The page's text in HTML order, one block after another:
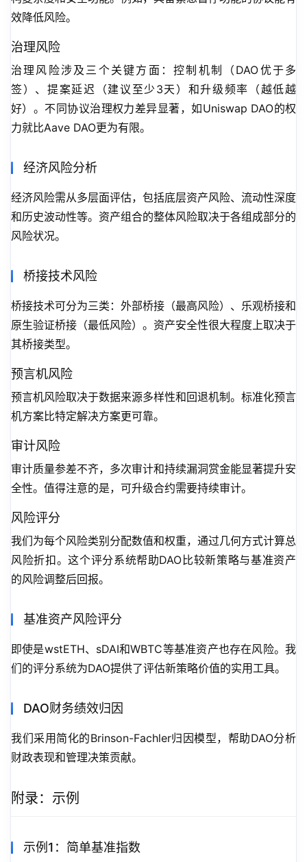
效降低风险。
治理风险
治理风险涉及三个关键方面：控制机制（DAO优于多
签）、提案延迟（建议至少3天）和升级频率（越低越
好）。不同协议治理权力差异显著，如Uniswap DAO的权
力就比Aave DAO更为有限。
经济风险分析
经济风险需从多层面评估，包括底层资产风险、流动性深度
和历史波动性等。资产组合的整体风险取决于各组成部分的
风险状况。
桥接技术风险
桥接技术可分为三类：外部桥接（最高风险）、乐观桥接和
原生验证桥接（最低风险）。资产安全性很大程度上取决于
其桥接类型。
预言机风险
预言机风险取决于数据来源多样性和回退机制。标准化预言
机方案比特定解决方案更可靠。
审计风险
审计质量参差不齐，多次审计和持续漏洞赏金能显著提升安
全性。值得注意的是，可升级合约需要持续审计。
风险评分
我们为每个风险类别分配数值和权重，通过几何方式计算总
风险折扣。这个评分系统帮助DAO比较新策略与基准资产
的风险调整后回报。
基准资产风险评分
即使是wstETH、sDAI和WBTC等基准资产也存在风险。我
们的评分系统为DAO提供了评估新策略价值的实用工具。
DAO财务绩效归因
我们采用简化的Brinson-Fachler归因模型，帮助DAO分析
财政表现和管理决策贡献。
附录：示例
示例1：简单基准指数